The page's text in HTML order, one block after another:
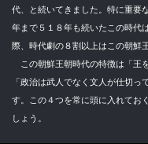
代、と続いてきました。特に重要
年まで５１８年も続いたこの時代
際、時代劇の８割以上はこの朝鮮
この朝鮮王朝時代の特徴は「王
「政治は武人でなく文人が仕切
す。この４つを常に頭に入れてお
しょう。